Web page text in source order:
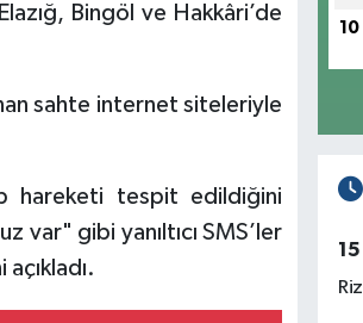
Bingöl ve Hakkâri’de
sahte internet siteleriyle
hareketi tespit edildiğini
var" gibi yanıltıcı SMS’ler
10